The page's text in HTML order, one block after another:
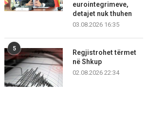
eurointegrimeve,
detajet nuk thuhen
03.08.2026 16:35
5
Regjistrohet tërmet
në Shkup
02.08.2026 22:34